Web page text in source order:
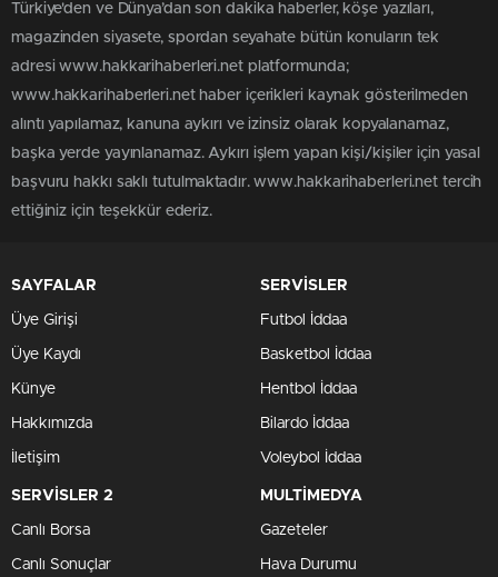
Türkiye'den ve Dünya’dan son dakika haberler, köşe yazıları,
magazinden siyasete, spordan seyahate bütün konuların tek
adresi www.hakkarihaberleri.net platformunda;
www.hakkarihaberleri.net haber içerikleri kaynak gösterilmeden
alıntı yapılamaz, kanuna aykırı ve izinsiz olarak kopyalanamaz,
başka yerde yayınlanamaz. Aykırı işlem yapan kişi/kişiler için yasal
başvuru hakkı saklı tutulmaktadır. www.hakkarihaberleri.net tercih
ettiğiniz için teşekkür ederiz.
SAYFALAR
Üye Girişi
Üye Kaydı
Künye
Hakkımızda
İletişim
SERVİSLER
Futbol İddaa
Basketbol İddaa
Hentbol İddaa
Bilardo İddaa
Voleybol İddaa
SERVİSLER 2
Canlı Borsa
Canlı Sonuçlar
MULTİMEDYA
Gazeteler
Hava Durumu